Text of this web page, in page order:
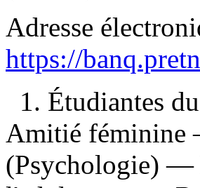
Adresse
https://
1. Étudiantes
Amitié féminine
(Psychologie) —